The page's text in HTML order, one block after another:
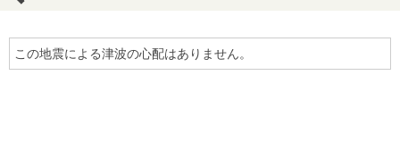
この地震による津波の心配はありません。